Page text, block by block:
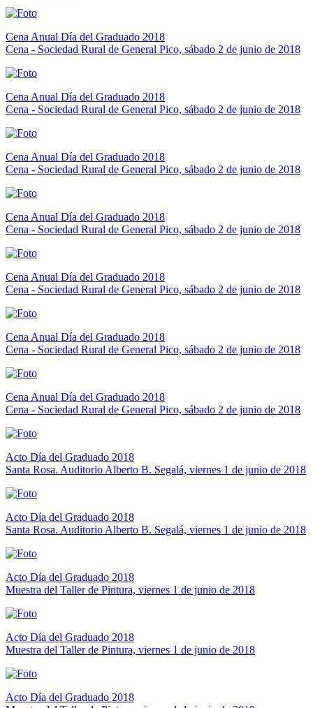
Cena Anual Día del Graduado 2018
Cena - Sociedad Rural de General Pico, sábado 2 de junio de 2018
Cena Anual Día del Graduado 2018
Cena - Sociedad Rural de General Pico, sábado 2 de junio de 2018
Cena Anual Día del Graduado 2018
Cena - Sociedad Rural de General Pico, sábado 2 de junio de 2018
Cena Anual Día del Graduado 2018
Cena - Sociedad Rural de General Pico, sábado 2 de junio de 2018
Cena Anual Día del Graduado 2018
Cena - Sociedad Rural de General Pico, sábado 2 de junio de 2018
Cena Anual Día del Graduado 2018
Cena - Sociedad Rural de General Pico, sábado 2 de junio de 2018
Cena Anual Día del Graduado 2018
Cena - Sociedad Rural de General Pico, sábado 2 de junio de 2018
Acto Día del Graduado 2018
Santa Rosa. Auditorio Alberto B. Segalá, viernes 1 de junio de 2018
Acto Día del Graduado 2018
Santa Rosa. Auditorio Alberto B. Segalá, viernes 1 de junio de 2018
Acto Día del Graduado 2018
Muestra del Taller de Pintura, viernes 1 de junio de 2018
Acto Día del Graduado 2018
Muestra del Taller de Pintura, viernes 1 de junio de 2018
Acto Día del Graduado 2018